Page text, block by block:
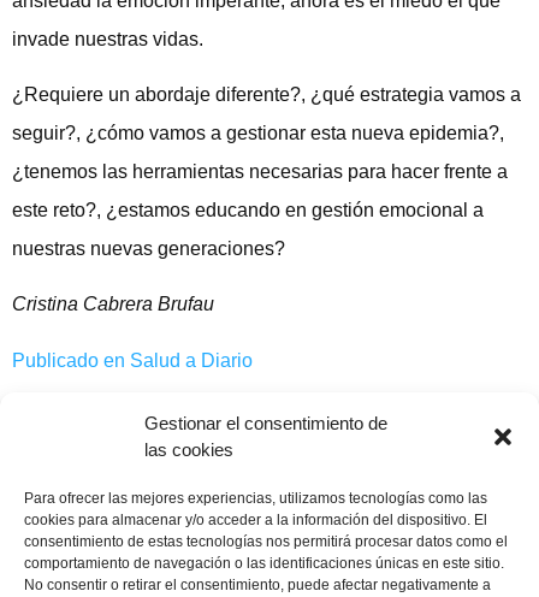
Gestionar el consentimiento de
las cookies
Para ofrecer las mejores experiencias, utilizamos tecnologías como las
cookies para almacenar y/o acceder a la información del dispositivo. El
consentimiento de estas tecnologías nos permitirá procesar datos como el
comportamiento de navegación o las identificaciones únicas en este sitio.
No consentir o retirar el consentimiento, puede afectar negativamente a
invade nuestras vidas.
¿Requiere un abordaje diferente?, ¿qué estrategia vamos a
seguir?, ¿cómo vamos a gestionar esta nueva epidemia?,
¿tenemos las herramientas necesarias para hacer frente a
este reto?, ¿estamos educando en gestión emocional a
nuestras nuevas generaciones?
Cristina Cabrera Brufau
Publicado en Salud a Diario
Compartir publicación